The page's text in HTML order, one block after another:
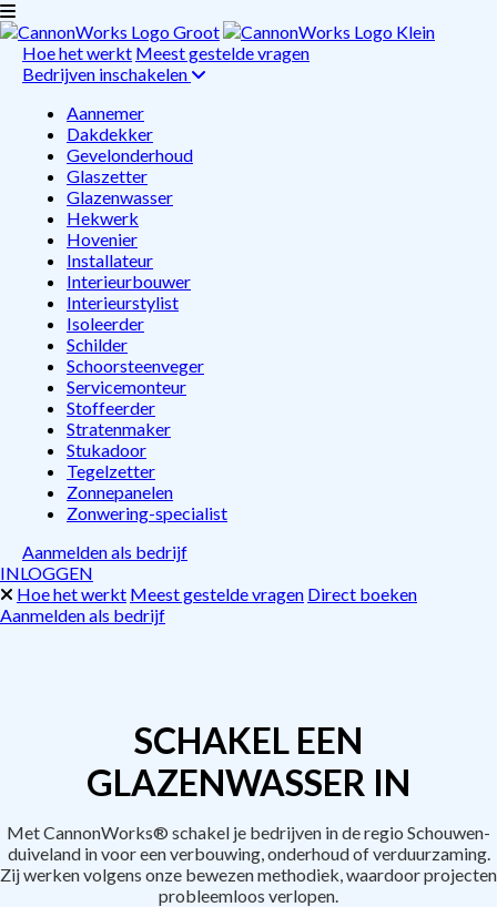
Hoe het werkt Meest gestelde vragen
Bedrijven inschakelen
Aannemer
Dakdekker
Gevelonderhoud
Glaszetter
Glazenwasser
Hekwerk
Hovenier
Installateur
Interieurbouwer
Interieurstylist
Isoleerder
Schilder
Schoorsteenveger
Servicemonteur
Stoffeerder
Stratenmaker
Stukadoor
Tegelzetter
Zonnepanelen
Zonwering-specialist
Aanmelden als bedrijf
INLOGGEN
Hoe het werkt Meest gestelde vragen Direct boeken
Aanmelden als bedrijf
SCHAKEL EEN
GLAZENWASSER IN
Met CannonWorks® schakel je bedrijven in de regio Schouwen-
duiveland in voor een verbouwing, onderhoud of verduurzaming.
Zij werken volgens onze bewezen methodiek, waardoor projecten
probleemloos verlopen.